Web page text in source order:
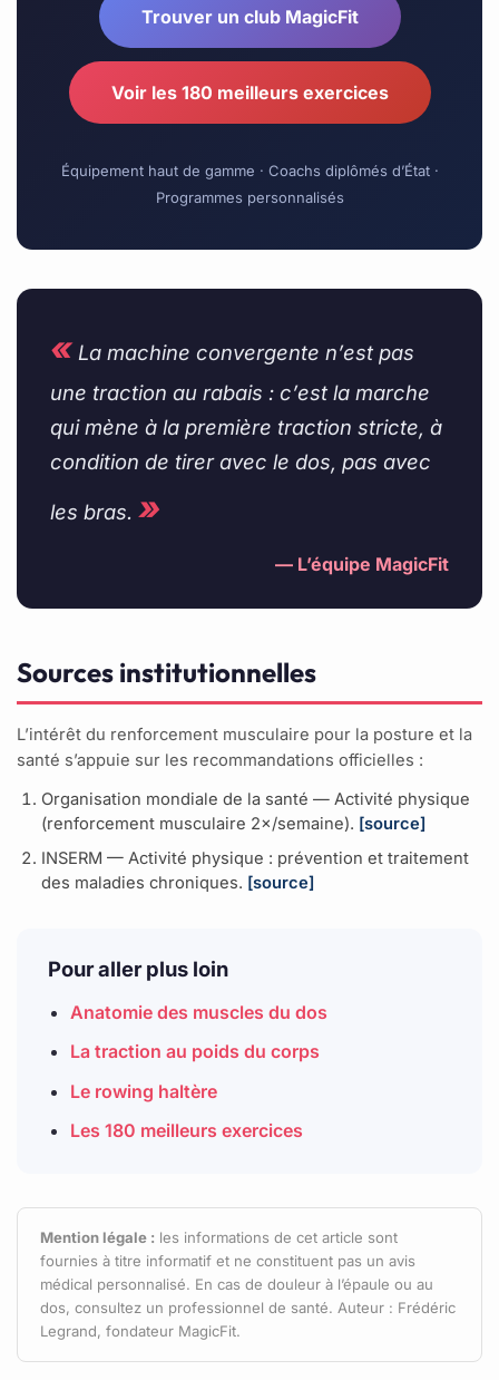
Trouver un club MagicFit
Voir les 180 meilleurs exercices
Équipement haut de gamme · Coachs diplômés d’État ·
Programmes personnalisés
«La machine convergente n’est pas
une traction au rabais : c’est la marche
qui mène à la première traction stricte, à
condition de tirer avec le dos, pas avec
les bras. »
— L’équipe MagicFit
Sources institutionnelles
L’intérêt du renforcement musculaire pour la posture et la
santé s’appuie sur les recommandations officielles :
Organisation mondiale de la santé — Activité physique
(renforcement musculaire 2×/semaine). [source]
INSERM — Activité physique : prévention et traitement
des maladies chroniques. [source]
Pour aller plus loin
Anatomie des muscles du dos
La traction au poids du corps
Le rowing haltère
Les 180 meilleurs exercices
Mention légale : les informations de cet article sont
fournies à titre informatif et ne constituent pas un avis
médical personnalisé. En cas de douleur à l’épaule ou au
dos, consultez un professionnel de santé. Auteur : Frédéric
Legrand, fondateur MagicFit.